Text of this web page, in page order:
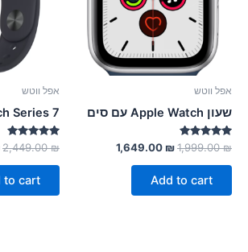
אפל ווטש
שעון Apple Watch עם סים
Rated
5.00
out of 5
1,999.00₪
1,649.00 ₪
Add to cart
אפל ווטש
Series 7
Rated
5.00
out of 5
2,449.00₪
to cart